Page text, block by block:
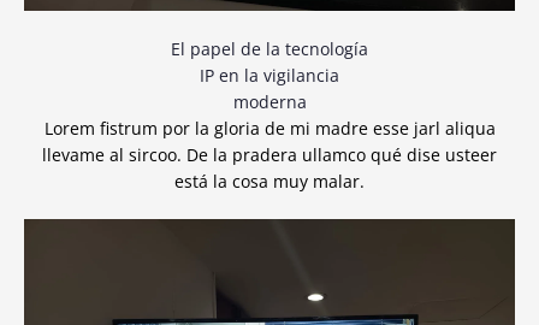
El papel de la tecnología
IP en la vigilancia
moderna
Lorem fistrum por la gloria de mi madre esse jarl aliqua
llevame al sircoo. De la pradera ullamco qué dise usteer
está la cosa muy malar.